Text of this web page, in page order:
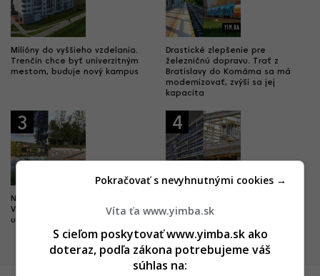
Milióny do vyššieho vzdelania.
Trenčín chce byť univerzitným
mestom, buduje nový kampus
Drastické zlepšenie pre
železničnú dopravu. Trať z
Bratislavy do Komárna sa má
modernizovať, zvýši sa jej
kapacita
3
Nová pýcha mesta kultúry.
Výnimočný park čoskoro doplní
unikátny most
4
nemocníc. Výstavba veľkých
dôležité míľniky
Víta ťa www.yimba.sk
S cieľom poskytovať www.yimba.sk ako
doteraz, podľa zákona potrebujeme váš
súhlas na:
Pokračovať s nevyhnutnými cookies →